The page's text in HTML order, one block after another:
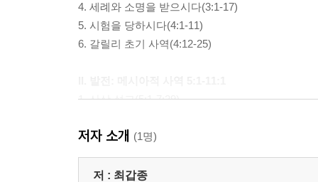
4. 세례와 소명을 받으시다(3:1-17)
5. 시험을 당하시다(4:1-11)
6. 갈릴리 초기 사역(4:12-25)
1. 산상 설교(5:1-7:29)
(2) 세상의 소금과 빛(5:13-16)
(3) 예수와 율법(5:17-48)
(4) 구제와 기도(6:1-8)
저자 소개 (1명)
저 : 최갑종